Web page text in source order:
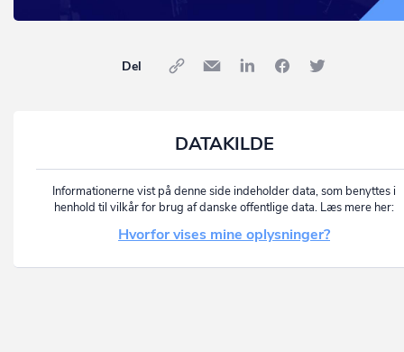
Del
DATAKILDE
Informationerne vist på denne side indeholder data, som benyttes i
henhold til vilkår for brug af danske offentlige data. Læs mere her:
Hvorfor vises mine oplysninger?